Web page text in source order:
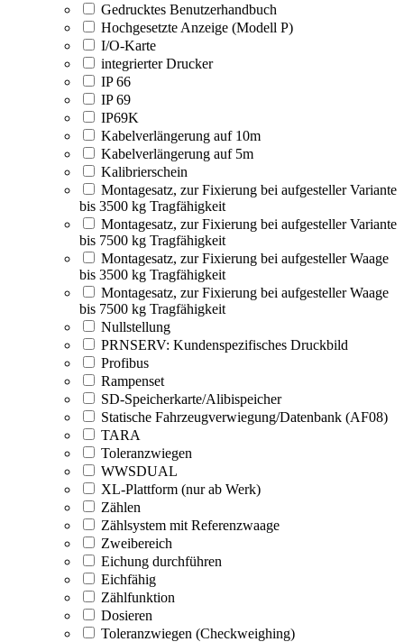
Gedrucktes Benutzerhandbuch
Hochgesetzte Anzeige (Modell P)
I/O-Karte
integrierter Drucker
IP 66
IP 69
IP69K
Kabelverlängerung auf 10m
Kabelverlängerung auf 5m
Kalibrierschein
Montagesatz, zur Fixierung bei aufgesteller Variante
bis 3500 kg Tragfähigkeit
Montagesatz, zur Fixierung bei aufgesteller Variante
bis 7500 kg Tragfähigkeit
Montagesatz, zur Fixierung bei aufgesteller Waage
bis 3500 kg Tragfähigkeit
Montagesatz, zur Fixierung bei aufgesteller Waage
bis 7500 kg Tragfähigkeit
Nullstellung
PRNSERV: Kundenspezifisches Druckbild
Profibus
Rampenset
SD-Speicherkarte/Alibispeicher
Statische Fahrzeugverwiegung/Datenbank (AF08)
TARA
Toleranzwiegen
WWSDUAL
XL-Plattform (nur ab Werk)
Zählen
Zählsystem mit Referenzwaage
Zweibereich
Eichung durchführen
Eichfähig
Zählfunktion
Dosieren
Toleranzwiegen (Checkweighing)